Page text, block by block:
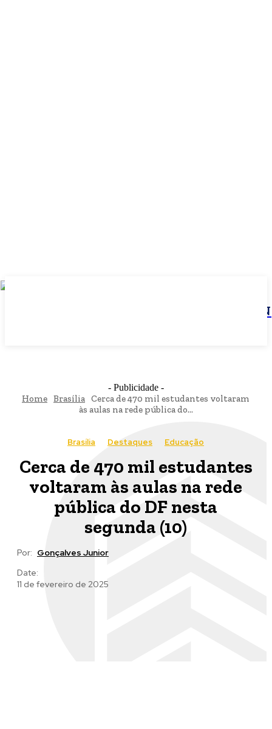
JBN
- Publicidade -
Home Brasília Cerca de 470 mil estudantes voltaram
às aulas na rede pública do...
Brasília Destaques Educação
Cerca de 470 mil estudantes
voltaram às aulas na rede
pública do DF nesta
segunda (10)
Por: Gonçalves Junior
Date:
11 de fevereiro de 2025